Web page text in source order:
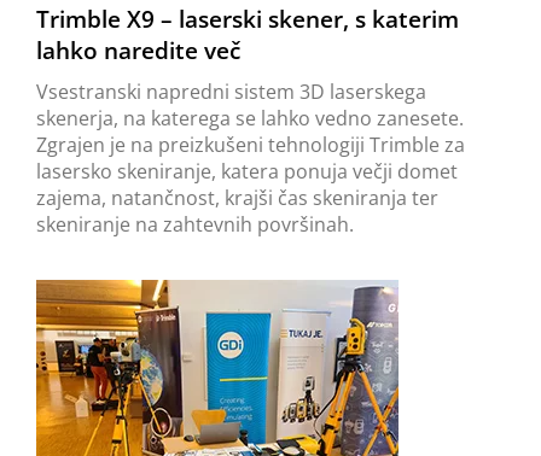
Trimble X9 – laserski skener, s katerim
lahko naredite več
Vsestranski napredni sistem 3D laserskega
skenerja, na katerega se lahko vedno zanesete.
Zgrajen je na preizkušeni tehnologiji Trimble za
lasersko skeniranje, katera ponuja večji domet
zajema, natančnost, krajši čas skeniranja ter
skeniranje na zahtevnih površinah.